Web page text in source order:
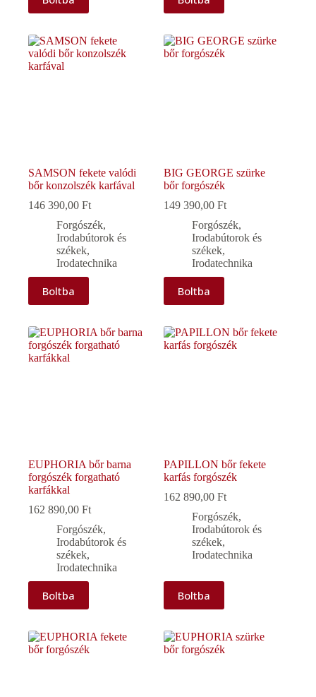
SAMSON fekete valódi
bőr konzolszék karfával
146 390,00 Ft
Forgószék,
Irodabútorok és
székek,
Irodatechnika
Boltba
BIG GEORGE szürke
bőr forgószék
149 390,00Ft
Forgószék,
Irodabútorok és
székek,
Irodatechnika
Boltba
EUPHORIA bőr barna
forgószék forgatható
karfákkal
162 890,00 Ft
Forgószék,
Irodabútorok és
székek,
Irodatechnika
Boltba
PAPILLON bőr fekete
karfás forgószék
162 890,00Ft
Forgószék,
Irodabútorok és
székek,
Irodatechnika
Boltba